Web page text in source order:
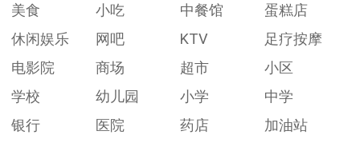
美食 小吃 中餐馆
蛋糕店
休闲娱乐
网吧 KTV
足疗按摩
电影院
商场 超市
小区
学校
幼儿园 小学
中学
银行
医院 药店
加油站